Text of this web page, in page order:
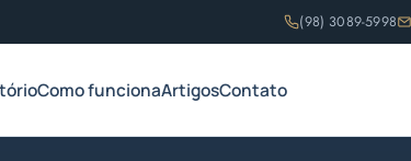
(98) 3089-5998
Como funcionaArtigosContato